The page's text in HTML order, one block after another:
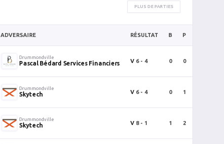
PLUS DE PARTIES
ADVERSAIRE RÉSULTAT B P
Drummondville
Pascal Bédard Services Financiers V 6 - 4 0 0
Drummondville
Skytech V 6 - 4 0 1
Drummondville
Skytech V 8 - 1 1 2